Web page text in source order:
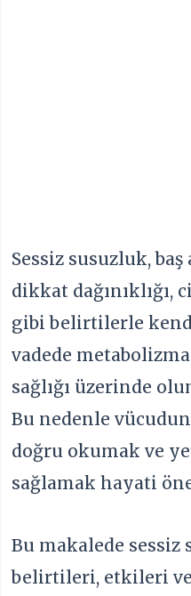
Sessiz susuzluk,
dikkat dağınıklığı,
gibi belirtilerle
vadede
sağlığı üzerinde
Bu nedenle
doğru okumak ve
sağlamak hayati
Bu makalede
belirtileri, etkileri